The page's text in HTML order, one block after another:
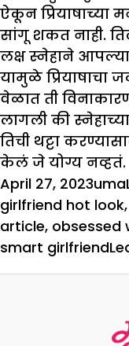
ऐकून प्रियाषाच्या
सांगू शकत नाही.
लक्ष स्नेहाने
यामुळे
वेळात ती
लागली की
तिची थट्टा
केलं जे योग्य नव्हतं.
Posted
on
April 27, 2023uma
girlfriend hot look,
article, obsessed
smart girlfriend